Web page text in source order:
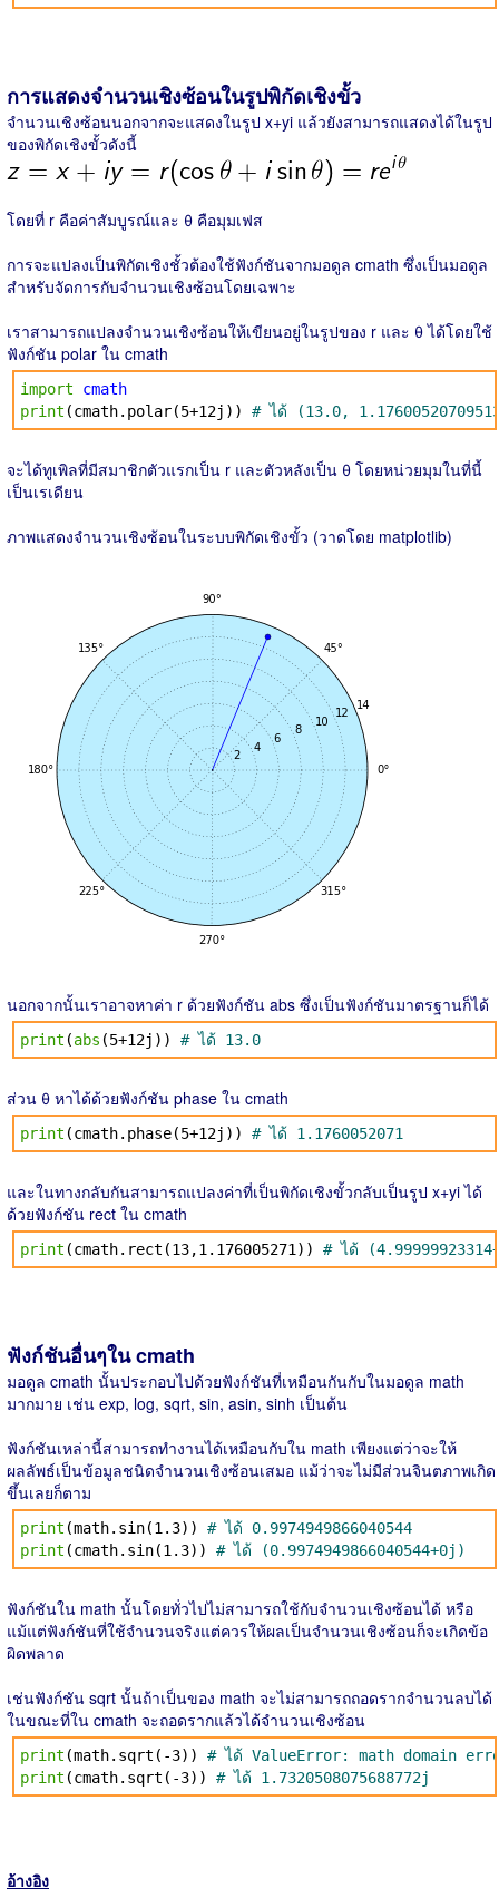
การแสดงจำนวนเชิงซ้อนในรูปพิกัดเชิงขั้ว
จำนวนเชิงซ้อนนอกจากจะแสดงในรูป x+yi แล้วยังสามารถแสดงได้ในรูป
ของพิกัดเชิงขั้วดังนี้
โดยที่ r คือค่าสัมบูรณ์และ θ คือมุมเฟส
การจะแปลงเป็นพิกัดเชิงชั้วต้องใช้ฟังก์ชันจากมอดูล cmath ซึ่งเป็นมอดูล
สำหรับจัดการกับจำนวนเชิงซ้อนโดยเฉพาะ
เราสามารถแปลงจำนวนเชิงซ้อนให้เขียนอยู่ในรูปของ r และ θ ได้โดยใช้
ฟังก์ชัน polar ใน cmath
import
cmath
print (cmath.polar(5+12j)) # ได้ (13.0,
จะได้ทูเพิลที่มีสมาชิกตัวแรกเป็น r และตัวหลังเป็น θ โดยหน่วยมุมในที่นี้
เป็นเรเดียน
ภาพแสดงจำนวนเชิงซ้อนในระบบพิกัดเชิงขั้ว (วาดโดย matplotlib)
นอกจากนั้นเราอาจหาค่า r ด้วยฟังก์ชัน abs ซึ่งเป็นฟังก์ชันมาตรฐานก็ได้
print (abs (5+12j)) # ได้ 13.0
ส่วน θ หาได้ด้วยฟังก์ชัน phase ใน cmath
print (cmath.phase(5+12j)) # ได้ 1.1760052071
และในทางกลับกันสามารถแปลงค่าที่เป็นพิกัดเชิงขั้วกลับเป็นรูป x+yi ได้
ด้วยฟังก์ชัน rect ใน cmath
print (cmath.rect(13,1.176005271)) # ได้
ฟังก์ชันอื่นๆใน cmath
มอดูล cmath นั้นประกอบไปด้วยฟังก์ชันที่เหมือนกันกับในมอดูล math
มากมาย เช่น exp, log, sqrt, sin, asin, sinh เป็นต้น
ฟังก์ชันเหล่านี้สามารถทำงานได้เหมือนกับใน math เพียงแต่ว่าจะให้
ผลลัพธ์เป็นข้อมูลชนิดจำนวนเชิงซ้อนเสมอ แม้ว่าจะไม่มีส่วนจินตภาพเกิด
ขึ้นเลยก็ตาม
print (math.sin(1.3)) # ได้ 0.9974949866040544
print (cmath.sin(1.3)) # ได้ (0.9974949866040544+0j)
ฟังก์ชันใน math นั้นโดยทั่วไปไม่สามารถใช้กับจำนวนเชิงซ้อนได้ หรือ
แม้แต่ฟังก์ชันที่ใช้จำนวนจริงแต่ควรให้ผลเป็นจำนวนเชิงซ้อนก็จะเกิดข้อ
ผิดพลาด
เช่นฟังก์ชัน sqrt นั้นถ้าเป็นของ math จะไม่สามารถถอดรากจำนวนลบได้
ในขณะที่ใน cmath จะถอดรากแล้วได้จำนวนเชิงซ้อน
print (math.sqrt(-3)) # ได้ ValueError: math domain
print (cmath.sqrt(-3)) # ได้ 1.7320508075688772j
อ้างอิง